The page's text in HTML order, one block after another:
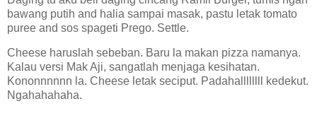
bawang putih and halia sampai masak, pastu letak tomato
puree and sos spageti Prego. Settle.
Cheese haruslah sebeban. Baru la makan pizza namanya.
Kalau versi Mak Aji, sangatlah menjaga kesihatan.
Kononnnnnn la. Cheese letak seciput. Padahallllllll kedekut.
Ngahahahaha.